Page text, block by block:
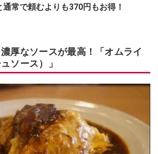
常で頼むよりも370円もお得！
厚なソースが最高！「オムライ
ソース）」